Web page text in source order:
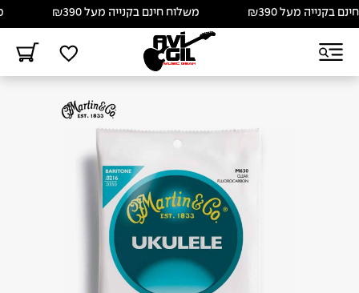
בקנייה מעל ₪390 משלוח חינם בקנייה מעל ₪390